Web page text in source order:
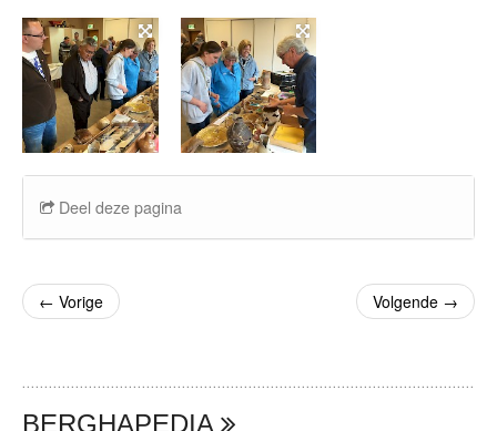
Deel deze pagina
← Vorige Volgende →
BERGHAPEDIA